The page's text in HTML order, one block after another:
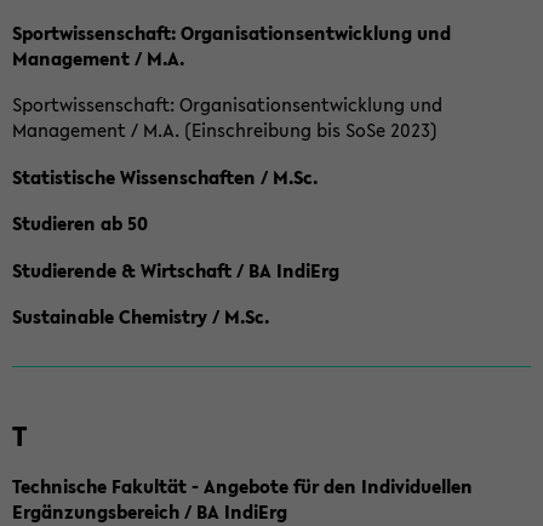
Sportwissenschaft: Organisationsentwicklung und
Management / M.A.
Sportwissenschaft: Organisationsentwicklung und
Management / M.A. (Einschreibung bis SoSe 2023)
Statistische Wissenschaften / M.Sc.
Studieren ab 50
Studierende & Wirtschaft / BA IndiErg
Sustainable Chemistry / M.Sc.
T
Technische Fakultät - Angebote für den Individuellen
Ergänzungsbereich / BA IndiErg